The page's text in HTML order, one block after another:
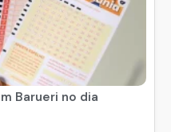
Barueri no dia